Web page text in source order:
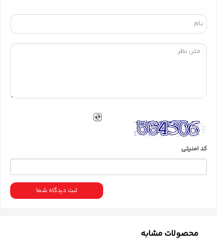
کد امنیتی
ثبت دیدگاه شما
محصولات مشابه